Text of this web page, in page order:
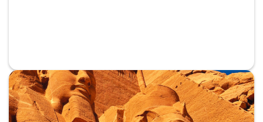
Hatshepsut, Colosos de Memnón, Templo de Edfu, Templo
de Kom Ombo, Templo de Philae* y un paseo en velero
típico egipcio, además de la visita imprescindible al recinto
de las Pirámides y la Esfinge.